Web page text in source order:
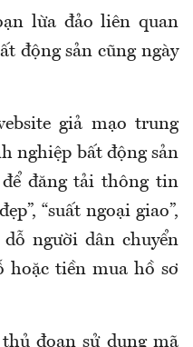
lừa đảo liên quan
động sản cũng ngày
giả mạo trung
nghiệp bất động sản
đăng tải thông tin
“suất ngoại giao”,
người dân chuyển
hoặc tiền mua hồ sơ
đoạn sử dụng mã